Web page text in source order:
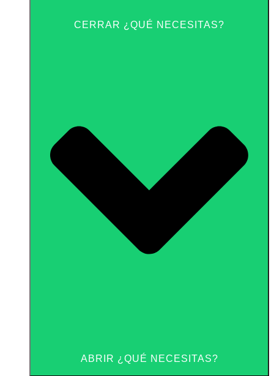
CERRAR ¿QUÉ NECESITAS?
ABRIR ¿QUÉ NECESITAS?